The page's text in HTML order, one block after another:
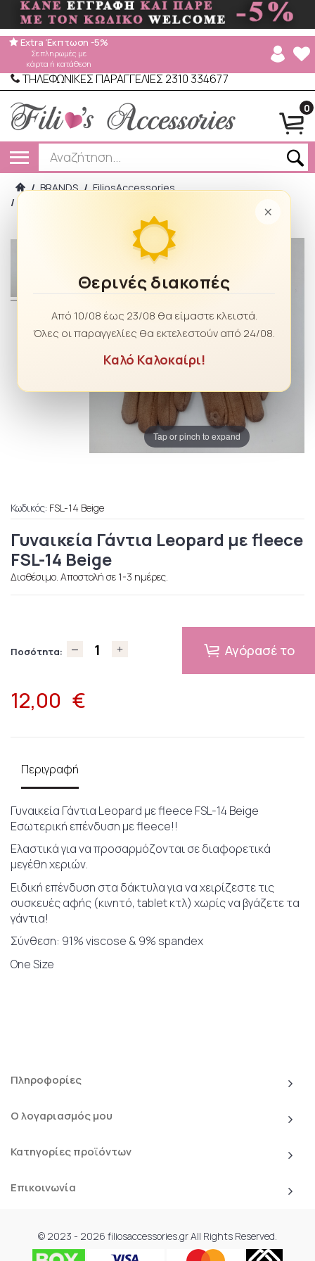
ΤΗΛΕΦΩΝΙΚΕΣ ΠΑΡΑΓΓΕΛΙΕΣ 2310 334677
0
Extra Έκπτωση -5%
Σε πληρωμές με
κάρτα ή κατάθεση
×
Θερινές διακοπές
Από 10/08 έως 23/08 θα είμαστε κλειστά.
Όλες οι παραγγελίες θα εκτελεστούν από 24/08.
Καλό Καλοκαίρι!
/ BRANDS / FiliosAccessories
/
Tap or pinch to expand
Κωδικός: FSL-14 Beige
Γυναικεία Γάντια Leopard με fleece
FSL-14 Beige
Διαθέσιμο. Αποστολή σε 1-3 ημέρες.
Ποσότητα: Αγόρασέ το
12,00 €
Περιγραφή
Γυναικεία Γάντια Leopard με fleece FSL-14 Beige
Εσωτερική επένδυση με fleece!!
Ελαστικά για να προσαρμόζονται σε διαφορετικά
μεγέθη χεριών.
Ειδική επένδυση στα δάκτυλα για να χειρίζεστε τις
συσκευές αφής (κινητό, tablet κτλ) χωρίς να βγάζετε τα
γάντια!
Σύνθεση: 91% viscose & 9% spandex
One Size
Πληροφορίες
Ο λογαριασμός μου
Κατηγορίες προϊόντων
Επικοινωνία
© 2023 - 2026 filiosaccessories.gr All Rights Reserved.